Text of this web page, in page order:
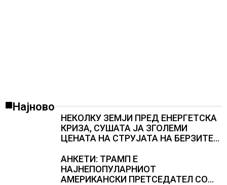
Најново
НЕКОЛКУ ЗЕМЈИ ПРЕД ЕНЕРГЕТСКА
КРИЗА, СУШАТА ЈА ЗГОЛЕМИ
ЦЕНАТА НА СТРУЈАТА НА БЕРЗИТЕ
АНКЕТИ: ТРАМП Е
НАЈНЕПОПУЛАРНИОТ
АМЕРИКАНСКИ ПРЕТСЕДАТЕЛ СО